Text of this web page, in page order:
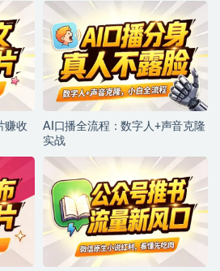
赚收
AI口播全流程：数字人+声音克隆
实战